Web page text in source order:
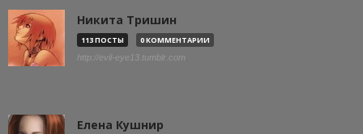
Никита Тришин
113 ПОСТЫ 0 КОММЕНТАРИИ
http://evil-eye13.tumblr.com
Елена Кушнир